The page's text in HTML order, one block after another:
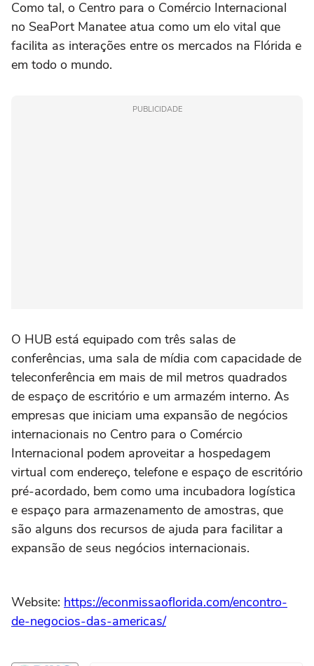
Como tal, o Centro para o Comércio Internacional
no SeaPort Manatee atua como um elo vital que
facilita as interações entre os mercados na Flórida e
em todo o mundo.
PUBLICIDADE
O HUB está equipado com três salas de
conferências, uma sala de mídia com capacidade de
teleconferência em mais de mil metros quadrados
de espaço de escritório e um armazém interno. As
empresas que iniciam uma expansão de negócios
internacionais no Centro para o Comércio
Internacional podem aproveitar a hospedagem
virtual com endereço, telefone e espaço de escritório
pré-acordado, bem como uma incubadora logística
e espaço para armazenamento de amostras, que
são alguns dos recursos de ajuda para facilitar a
expansão de seus negócios internacionais.
Website: https://econmissaoflorida.com/encontro-
de-negocios-das-americas/